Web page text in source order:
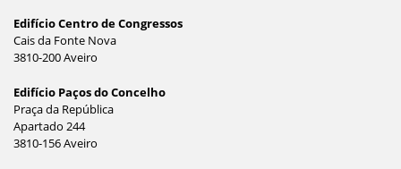
Edifício Centro de Congressos
Cais da Fonte Nova
3810-200 Aveiro
Edifício Paços do Concelho
Praça da República
Apartado 244
3810-156 Aveiro